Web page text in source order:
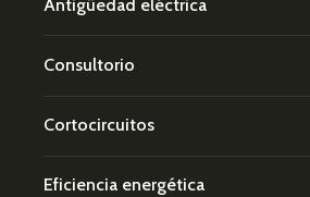
Antigüedad eléctrica
Consultorio
Cortocircuitos
Eficiencia energética